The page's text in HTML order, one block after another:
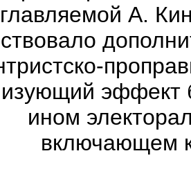
А.
эффект
ином
включающем